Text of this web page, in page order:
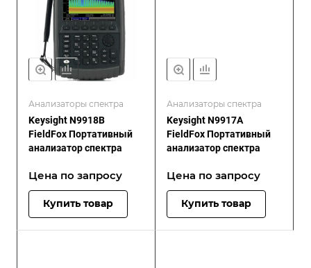
Анализаторы спектра
Keysight N9918B
FieldFox Портативный
анализатор спектра
Цена по запросу
Купить товар
Анализаторы спектра
Keysight N9917A
FieldFox Портативный
анализатор спектра
Цена по запросу
Купить товар